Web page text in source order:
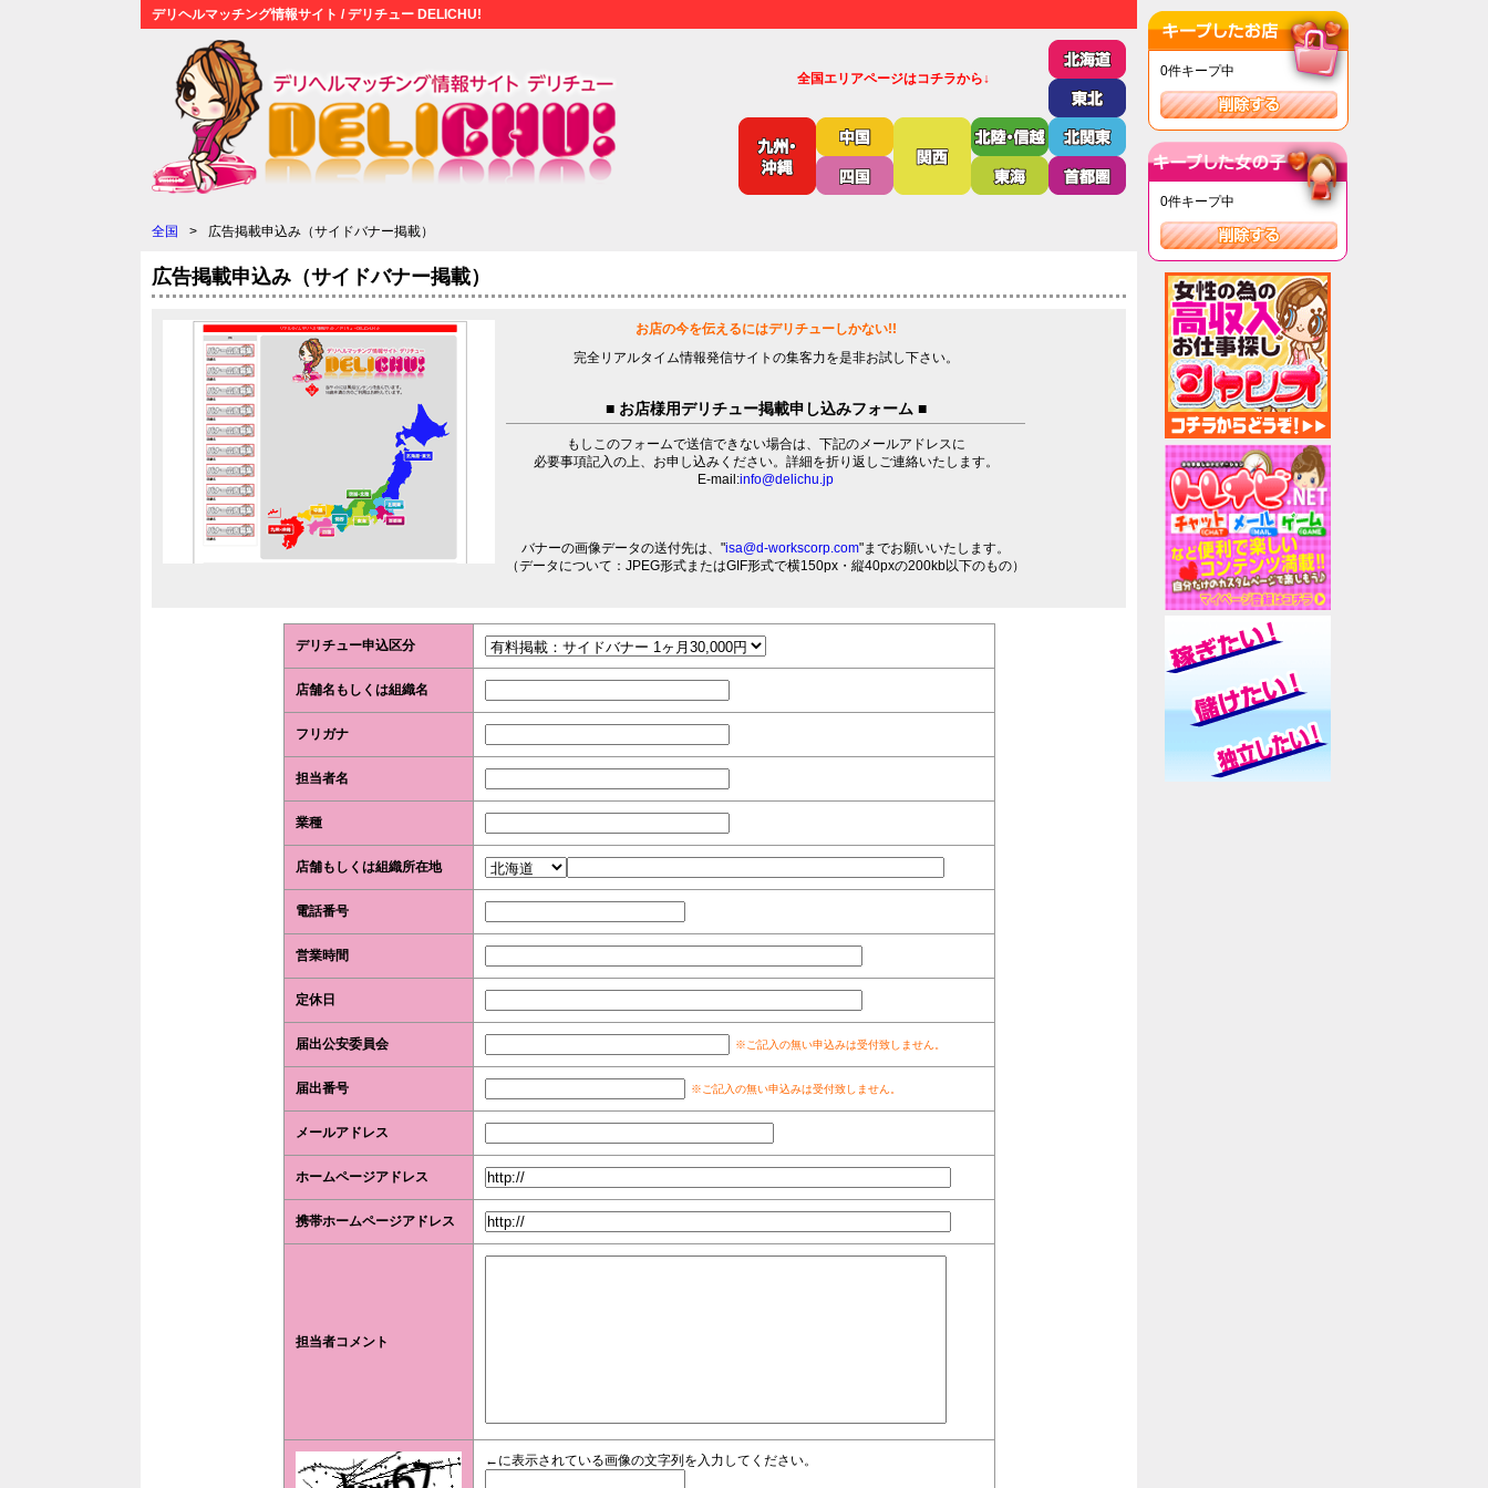
デリヘルマッチング情報サイト / デリチュー DELICHU!
全国エリアページはコチラから↓
全国 > 広告掲載申込み（サイドバナー掲載）
広告掲載申込み（サイドバナー掲載）
お店の今を伝えるにはデリチューしかない!!
完全リアルタイム情報発信サイトの集客力を是非お試し下さい。
■ お店様用デリチュー掲載申し込みフォーム ■
もしこのフォームで送信できない場合は、下記のメールアドレスに
必要事項記入の上、お申し込みください。詳細を折り返しご連絡いたします。
E-mail:info@delichu.jp
バナーの画像データの送付先は、"isa@d-workscorp.com"までお願いいたします。
（データについて：JPEG形式またはGIF形式で横150px・縦40pxの200kb以下のもの）
デリチュー申込区分
店舗名もしくは組織名
フリガナ
担当者名
業種
店舗もしくは組織所在地
電話番号
営業時間
定休日
届出公安委員会 ※ご記入の無い申込みは受付致しません。
届出番号 ※ご記入の無い申込みは受付致しません。
メールアドレス
ホームページアドレス
携帯ホームページアドレス
担当者コメント
←に表示されている画像の文字列を入力してください。
0件キープ中
0件キープ中